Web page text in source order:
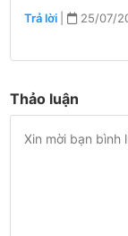
Trả lời | 25/07/
Thảo luận